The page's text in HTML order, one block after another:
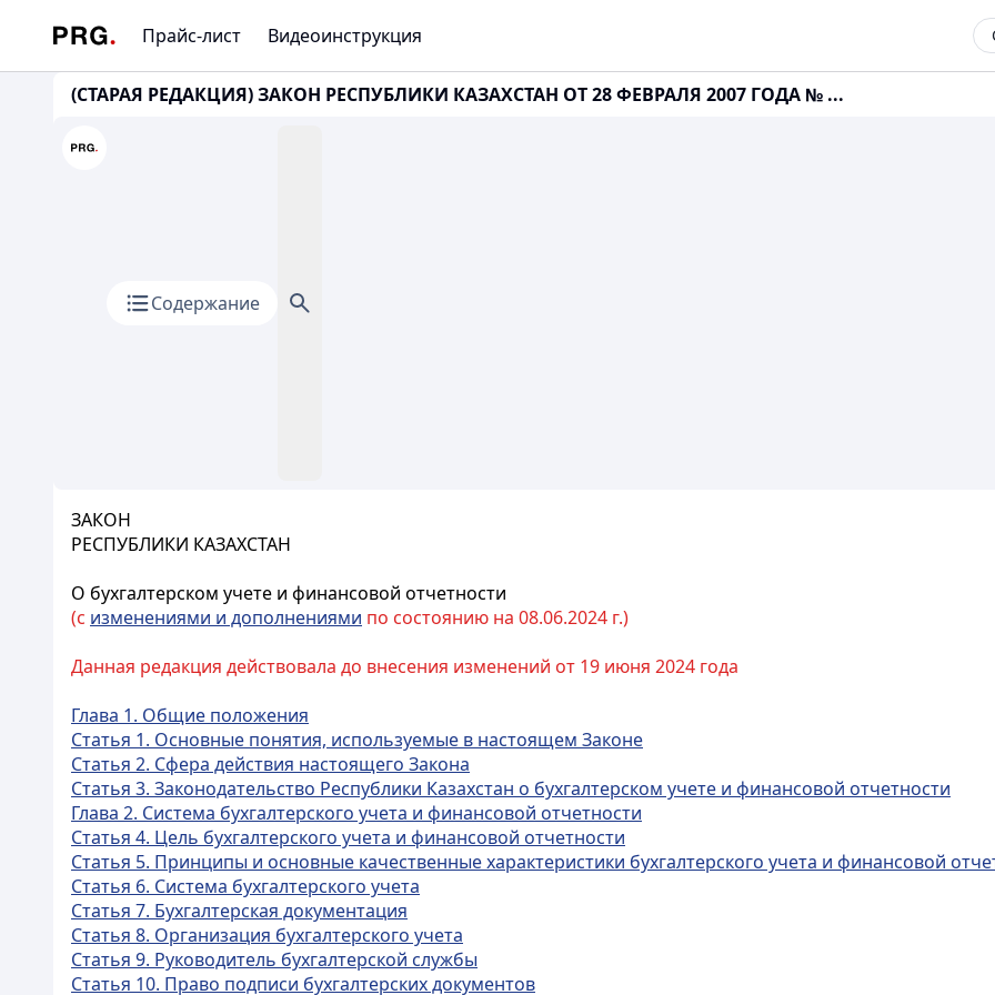
Прайс-лист Видеоинструкция
(СТАРАЯ РЕДАКЦИЯ) ЗАКОН РЕСПУБЛИКИ КАЗАХСТАН ОТ 28 ФЕВРАЛЯ 2007 ГОДА № ...
Содержание
ЗАКОН
РЕСПУБЛИКИ КАЗАХСТАН
О бухгалтерском учете и финансовой отчетности
(с изменениями и дополнениями по состоянию на 08.06.2024 г.)
Данная редакция действовала до внесения изменений от 19 июня 2024 года
Глава 1. Общие положения
Статья 1. Основные понятия, используемые в настоящем Законе
Статья 2. Сфера действия настоящего Закона
Статья 3. Законодательство Республики Казахстан о бухгалтерском учете и финансовой отчетности
Глава 2. Система бухгалтерского учета и финансовой отчетности
Статья 4. Цель бухгалтерского учета и финансовой отчетности
Статья 5. Принципы и основные качественные характеристики бухгалтерского учета и финансовой
Статья 6. Система бухгалтерского учета
Статья 7. Бухгалтерская документация
Статья 8. Организация бухгалтерского учета
Статья 9. Руководитель бухгалтерской службы
Статья 10. Право подписи бухгалтерских документов